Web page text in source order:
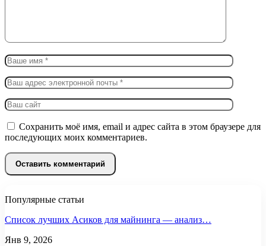
Сохранить моё имя, email и адрес сайта в этом браузере для
последующих моих комментариев.
Популярные статьи
Список лучших Асиков для майнинга — анализ…
Янв 9, 2026